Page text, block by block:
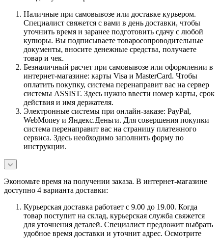
Наличные при самовывозе или доставке курьером.
Специалист свяжется с вами в день доставки, чтобы
уточнить время и заранее подготовить сдачу с любой
купюры. Вы подписываете товаросопроводительные
документы, вносите денежные средства, получаете
товар и чек.
Безналичный расчет при самовывозе или оформлении в
интернет-магазине: карты Visa и MasterCard. Чтобы
оплатить покупку, система перенаправит вас на сервер
системы ASSIST. Здесь нужно ввести номер карты, срок
действия и имя держателя.
Электронные системы при онлайн-заказе: PayPal,
WebMoney и Яндекс.Деньги. Для совершения покупки
система перенаправит вас на страницу платежного
сервиса. Здесь необходимо заполнить форму по
инструкции.
Экономьте время на получении заказа. В интернет-магазине
доступно 4 варианта доставки:
Курьерская доставка работает с 9.00 до 19.00. Когда
товар поступит на склад, курьерская служба свяжется
для уточнения деталей. Специалист предложит выбрать
удобное время доставки и уточнит адрес. Осмотрите